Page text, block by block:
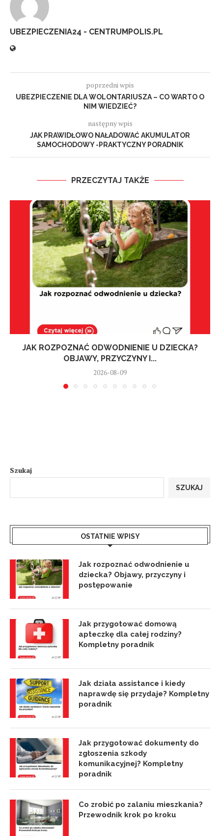
UBEZPIECZENIA24 - CENTRUMPOLIS.PL
poprzedni wpis
UBEZPIECZENIE DLA WOLONTARIUSZA – CO WARTO O
NIM WIEDZIEĆ?
następny wpis
JAK PRAWIDŁOWO NAŁADOWAĆ AKUMULATOR
SAMOCHODOWY -PRAKTYCZNY PORADNIK
PRZECZYTAJ TAKŻE
JAK ROZPOZNAĆ ODWODNIENIE U DZIECKA?
OBJAWY, PRZYCZYNY I...
2026-08-09
Szukaj
SZUKAJ
OSTATNIE WPISY
Jak rozpoznać odwodnienie u
dziecka? Objawy, przyczyny i
postępowanie
Jak przygotować domową
apteczkę dla całej rodziny?
Kompletny poradnik
Jak działa assistance i kiedy
naprawdę się przydaje? Kompletny
poradnik
Jak przygotować dokumenty do
zgłoszenia szkody
komunikacyjnej? Kompletny
poradnik
Co zrobić po zalaniu mieszkania?
Przewodnik krok po kroku